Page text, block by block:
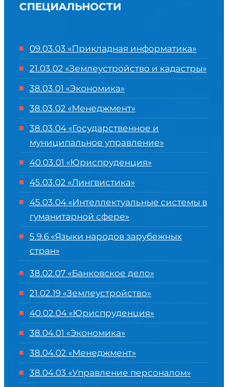
СПЕЦИАЛЬНОСТИ
09.03.03 «Прикладная информатика»
21.03.02 «Землеустройство и кадастры»
38.03.01 «Экономика»
38.03.02 «Менеджмент»
38.03.04 «Государственное и
муниципальное управление»
40.03.01 «Юриспруденция»
45.03.02 «Лингвистика»
45.03.04 «Интеллектуальные системы в
гуманитарной сфере»
5.9.6 «Языки народов зарубежных
стран»
38.02.07 «Банковское дело»
21.02.19 «Землеустройство»
40.02.04 «Юриспруденция»
38.04.01 «Экономика»
38.04.02 «Менеджмент»
38.04.03 «Управление персоналом»